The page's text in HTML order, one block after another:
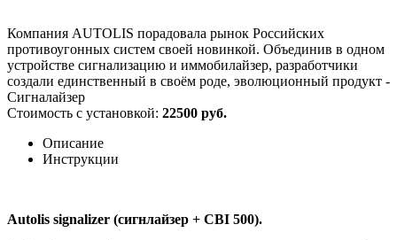
Компания AUTOLIS порадовала рынок Российских
противоугонных систем своей новинкой. Объединив в одном
устройстве сигнализацию и иммобилайзер, разработчики
создали единственный в своём роде, эволюционный продукт -
Сигналайзер
Стоимость с установкой: 22500 руб.
Описание
Инструкции
Autolis signalizer (сигнлайзер + CBI 500).